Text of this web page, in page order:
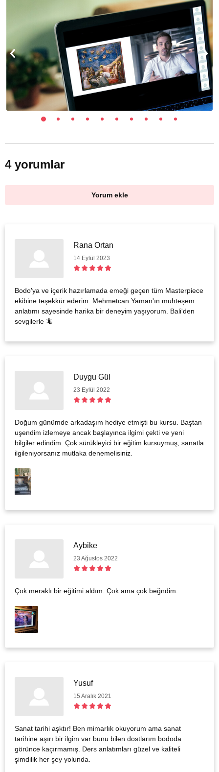
4 yorumlar
Yorum ekle
Rana Ortan
14 Eylül 2023
Bodo'ya ve içerik hazırlamada emeği geçen tüm Masterpiece
ekibine teşekkür ederim. Mehmetcan Yaman'ın muhteşem
anlatımı sayesinde harika bir deneyim yaşıyorum. Bali'den
sevgilerle 🦎
Duygu Gül
23 Eylül 2022
Doğum günümde arkadaşım hediye etmişti bu kursu. Baştan
uşendim izlemeye ancak başlayınca ilgimi çekti ve yeni
bilgiler edindim. Çok sürükleyici bir eğitim kursuymuş, sanatla
ilgileniyorsanız mutlaka denemelisiniz.
Aybike
23 Ağustos 2022
Çok meraklı bir eğitimi aldım. Çok ama çok beğndim.
Yusuf
15 Aralık 2021
Sanat tarihi aşktır! Ben mimarlık okuyorum ama sanat
tarihine aşırı bir ilgim var bunu bilen dostlarım bododa
görünce kaçırmamış. Ders anlatımları güzel ve kaliteli
şimdilik her şey yolunda.